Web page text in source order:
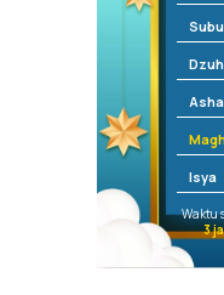
Isya
Waktu
3